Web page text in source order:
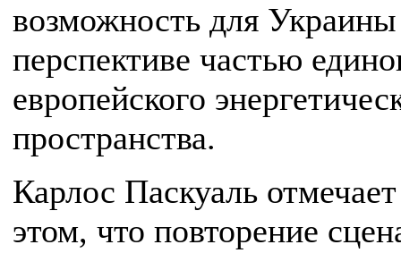
возможность для Украины
перспективе частью
европейского
пространства.
Карлос Паскуаль
этом, что повторение